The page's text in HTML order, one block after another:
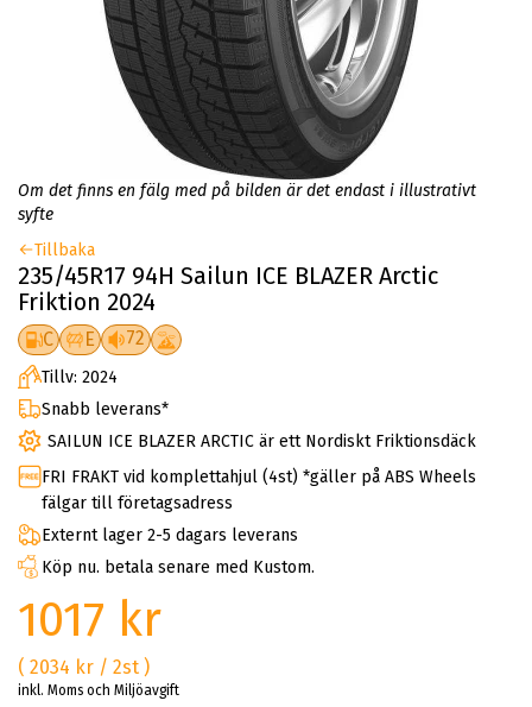
Om det finns en fälg med på bilden är det endast i illustrativt
syfte
Tillbaka
235/45R17 94H Sailun ICE BLAZER Arctic
Friktion 2024
C E 72
Tillv: 2024
Snabb leverans*
SAILUN ICE BLAZER ARCTIC är ett Nordiskt Friktionsdäck
FRI FRAKT vid komplettahjul (4st) *gäller på ABS Wheels
fälgar till företagsadress
Externt lager 2-5 dagars leverans
Köp nu. betala senare med Kustom.
1017 kr
( 2034 kr / 2st )
inkl. Moms och Miljöavgift